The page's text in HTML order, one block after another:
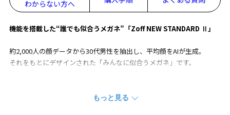
わからない方へ
機能を搭載した“誰でも似合うメガネ”「Zoff NEW STANDARD Ⅱ」
約2,000人の顔データから30代男性を抽出し、平均顔をAIが生成。
それをもとにデザインされた「みんなに似合うメガネ」です。
①人間工学に基づいた男性平均値から設計されたフレームです。